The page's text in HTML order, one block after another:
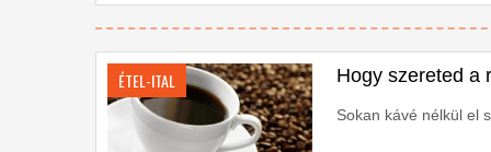
ÉTEL-ITAL Hogy szereted a
Sokan kávé nélkül el